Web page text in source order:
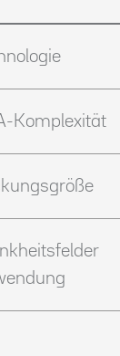
Komplexität